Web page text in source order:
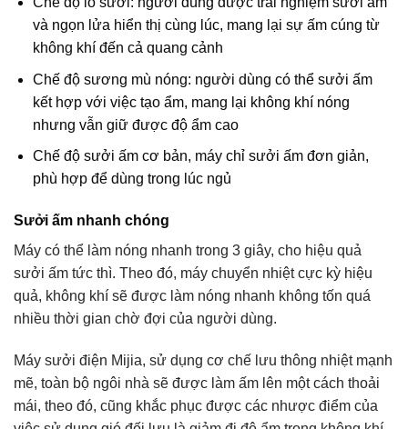
và ngọn lửa hiển thị cùng lúc, mang lại sự ấm cúng từ
không khí đến cả quang cảnh
Chế độ sương mù nóng: người dùng có thể sưởi ấm
kết hợp với việc tạo ẩm, mang lại không khí nóng
nhưng vẫn giữ được độ ẩm cao
Chế độ sưởi ấm cơ bản, máy chỉ sưởi ấm đơn giản,
phù hợp để dùng trong lúc ngủ
Sưởi ấm nhanh chóng
Máy có thể làm nóng nhanh trong 3 giây, cho hiệu quả
sưởi ấm tức thì. Theo đó, máy chuyển nhiệt cực kỳ hiệu
quả, không khí sẽ được làm nóng nhanh không tốn quá
nhiều thời gian chờ đợi của người dùng.
Máy sưởi điện Mijia, sử dụng cơ chế lưu thông nhiệt mạnh
mẽ, toàn bộ ngôi nhà sẽ được làm ấm lên một cách thoải
mái, theo đó, cũng khắc phục được các nhược điểm của